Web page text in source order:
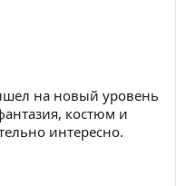
на новый уровень
костюм и
интересно.